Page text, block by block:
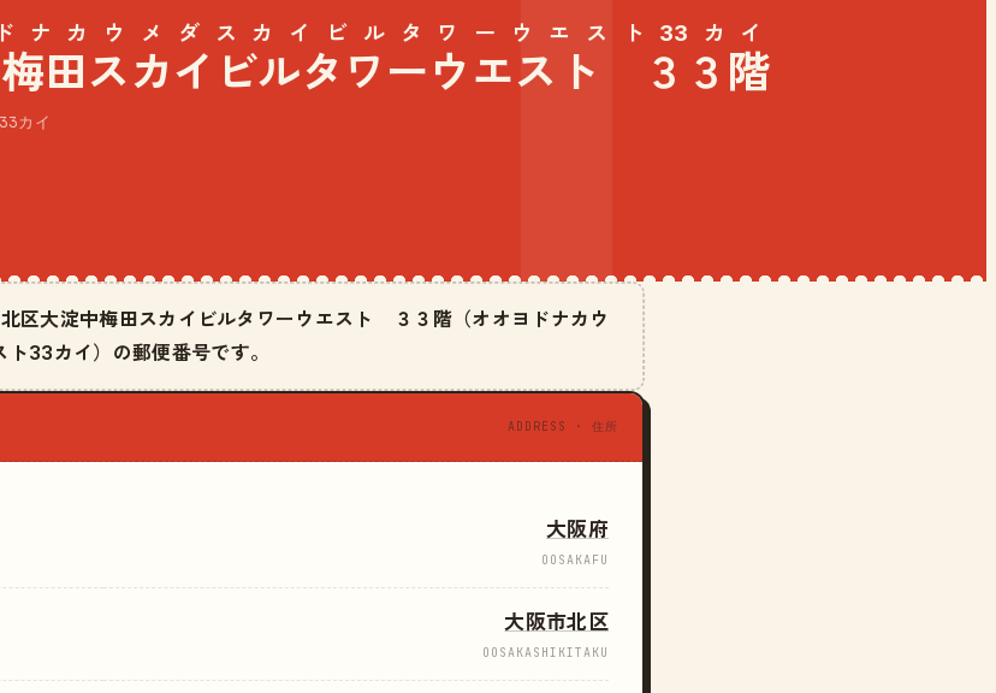
田スカイビルタワーウエスト ３３階
ナカウメダスカイビルタワーウエスト33カイ
カイ
区大淀中梅田スカイビルタワーウエスト ３３階（オオヨドナカウ
33カイ）の郵便番号です。
ADDRESS · 住所
大阪府
OOSAKAFU
大阪市北区
OOSAKASHIKITAKU